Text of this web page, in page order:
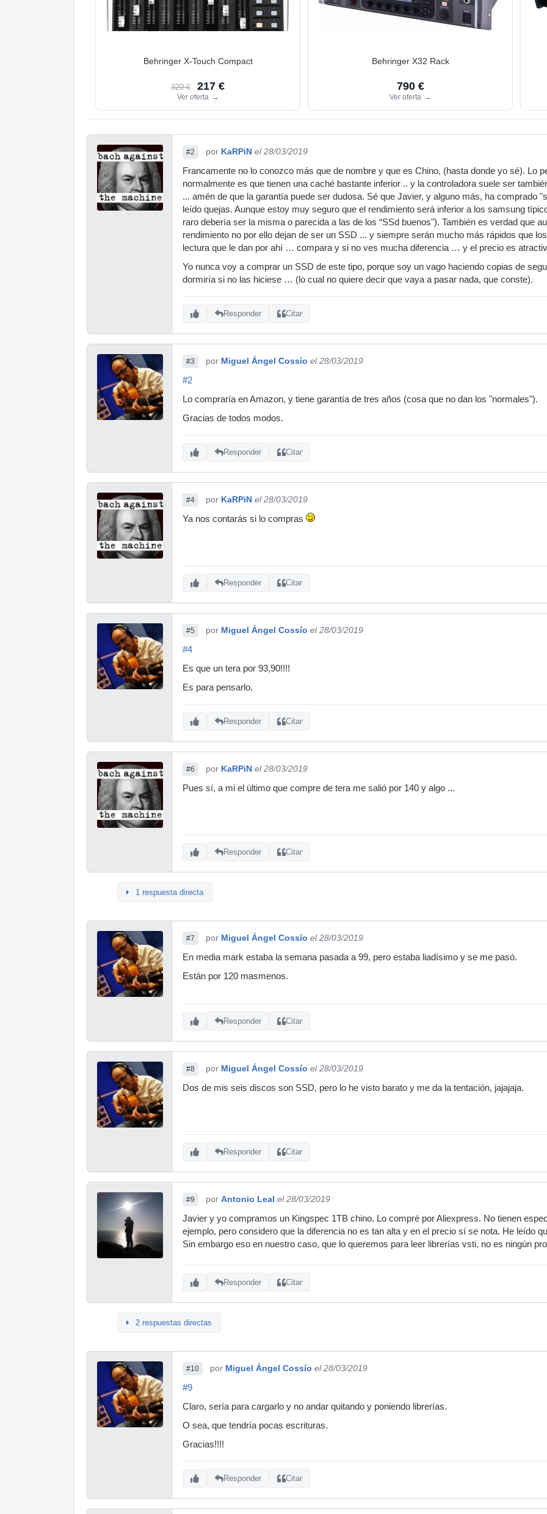
Behringer X-Touch Compact
320 € 217 €
Ver oferta →
Behringer X32 Rack
790 €
Ver oferta →
#2 por KaRPiN el 28/03/2019
Francamente no lo conozco más que de nombre y que es Chino, (hasta donde yo sé). Lo
normalmente es que tienen una caché bastante inferior .. y la controladora suele ser
... amén de que la garantía puede ser dudosa. Sé que Javier, y alguno más, ha comprado
leído quejas. Aunque estoy muy seguro que el rendimiento será inferior a los samsung
raro debería ser la misma o parecida a las de los “SSd buenos"). También es verdad que
rendimiento no por ello dejan de ser un SSD ... y siempre serán mucho más rápidos que
lectura que le dan por ahí … compara y si no ves mucha diferencia … y el precio es
Yo nunca voy a comprar un SSD de este tipo, porque soy un vago haciendo copias de
dormiría si no las hiciese … (lo cual no quiere decir que vaya a pasar nada, que conste).
Responder Citar
#3 por Miguel Ángel Cossío el 28/03/2019
#2
Lo compraría en Amazon, y tiene garantía de tres años (cosa que no dan los "normales").
Gracias de todos modos.
Responder Citar
#4 por KaRPiN el 28/03/2019
Ya nos contarás si lo compras
Responder Citar
#5 por Miguel Ángel Cossío el 28/03/2019
#4
Es que un tera por 93,90!!!!
Es para pensarlo.
Responder Citar
#6 por KaRPiN el 28/03/2019
Pues sí, a mi el último que compre de tera me salió por 140 y algo ...
Responder Citar
1 respuesta directa
#7 por Miguel Ángel Cossío el 28/03/2019
En media mark estaba la semana pasada a 99, pero estaba liadísimo y se me pasó.
Están por 120 masmenos.
Responder Citar
#8 por Miguel Ángel Cossío el 28/03/2019
Dos de mis seis discos son SSD, pero lo he visto barato y me da la tentación, jajajaja.
Responder Citar
#9 por Antonio Leal el 28/03/2019
Javier y yo compramos un Kingspec 1TB chino. Lo compré por Aliexpress. No tienen
ejemplo, pero considero que la diferencia no es tan alta y en el precio sí se nota. He leído
Sin embargo eso en nuestro caso, que lo queremos para leer librerías vsti, no es ningún
Responder Citar
2 respuestas directas
#10 por Miguel Ángel Cossío el 28/03/2019
#9
Claro, sería para cargarlo y no andar quitando y poniendo librerías.
O sea, que tendría pocas escrituras.
Gracias!!!!
Responder Citar